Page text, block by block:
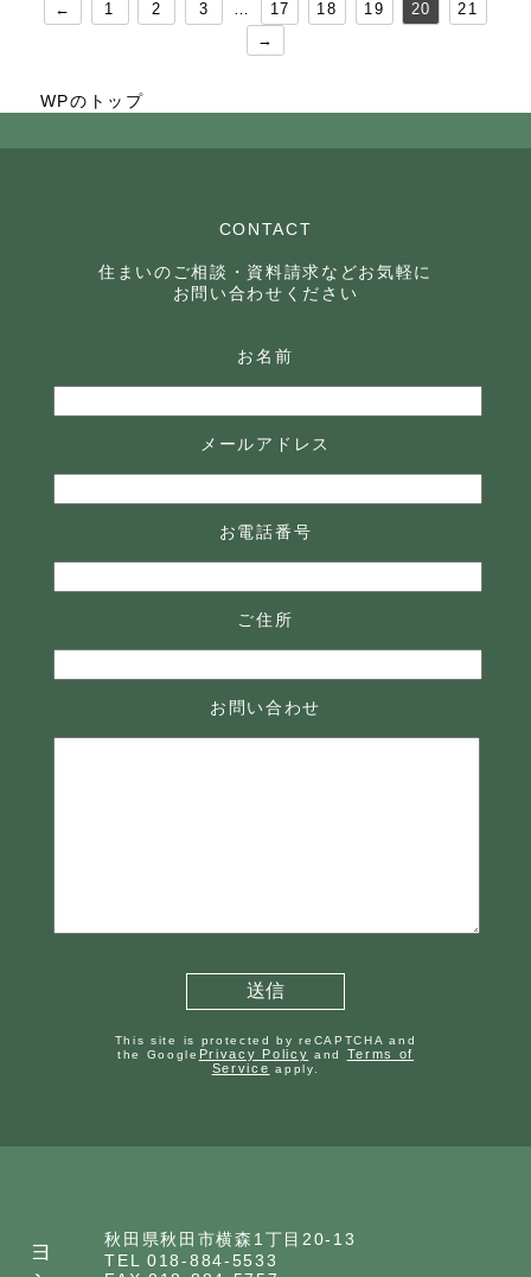
← 1 2 3 … 17 18 19 20
21
→
WPのトップ
CONTACT
住まいのご相談・資料請求などお気軽に
お問い合わせください
お名前
メールアドレス
お電話番号
ご住所
お問い合わせ
This site is protected by reCAPTCHA and
the Google Privacy Policy and Terms of
Service apply.
秋田県秋田市横森1丁目20-13
TEL 018-884-5533